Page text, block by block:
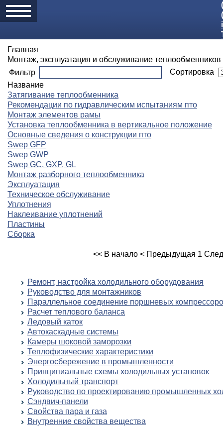
Главная
Монтаж, эксплуатация и обслуживание теплообменников
Фильтр
Сортировка
Название
Затягивание теплообменника
Рекомендации по гидравлическим испытаниям пто
Монтаж элементов рамы
Установка теплообменника в вертикальное положение
Основные сведения о конструкции пто
Swep GFP
Swep GWP
Swep GC, GXP, GL
Монтаж разборного теплообменника
Эксплуатация
Техническое обслуживание
Уплотнения
Наклеивание уплотнений
Пластины
Сборка
<< В начало < Предыдущая 1
Ремонт, настройка холодильного оборудования
Руководство для монтажников
Параллельное соединение поршневых
Расчет теплового баланса
Ледовый каток
Автокаскадные системы
Камеры шоковой заморозки
Теплофизические характеристики
Энергосбережение в промышленности
Принципиальные схемы холодильных установок
Холодильный транспорт
Руководство по проектированию промышленных
Сэндвич-панели
Свойства пара и газа
Внутренние свойства вещества